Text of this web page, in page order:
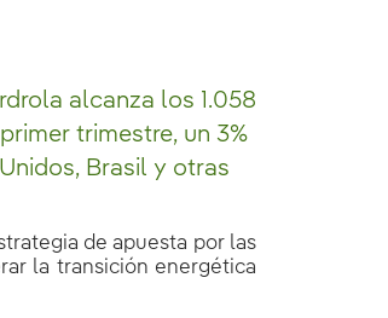
alcanza los 1.058
trimestre, un 3%
Brasil y otras
de apuesta por las
la transición energética